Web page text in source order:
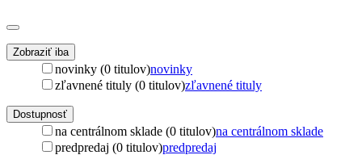
Zobraziť iba
novinky (0 titulov)novinky
zľavnené tituly (0 titulov)zľavnené tituly
Dostupnosť
na centrálnom sklade (0 titulov)na centrálnom sklade
predpredaj (0 titulov)predpredaj